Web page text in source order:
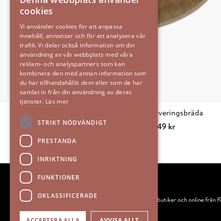
Dante serveringsbräda
349 kr
IEMS säljer skandinavisk heminredning och design i butiker och online
cookies
Vi använder cookies för att anpassa
innehåll, annonser och för att analysera vår
trafik. Vi delar också information om din
användning av vår webbplats med våra
reklam- och analyspartners som kan
kombinera den med annan information som
du har tillhandahållit dem eller som de har
samlat in från din användning av deras
tjänster. Läs mer
STRIKT NÖDVÄNDIGT
PRESTANDA
INRIKTNING
FUNKTIONER
OKLASSIFICERADE